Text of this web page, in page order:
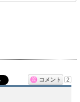
コメント 2